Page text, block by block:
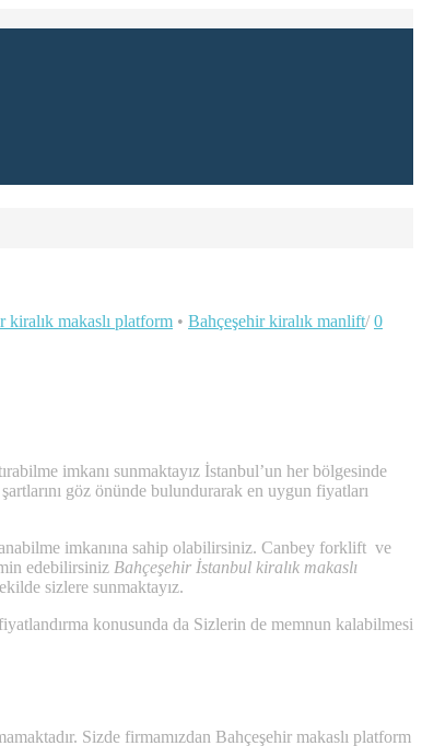
kiralık makaslı platform • Bahçeşehir kiralık manlift/ 0
imkanı sunmaktayız İstanbul’un her bölgesinde
göz önünde bulundurarak en uygun fiyatları
imkanına sahip olabilirsiniz. Canbey forklift ve
edebilirsiniz Bahçeşehir İstanbul kiralık makaslı
sizlere sunmaktayız.
konusunda da Sizlerin de memnun kalabilmesi
Sizde firmamızdan Bahçeşehir makaslı platform